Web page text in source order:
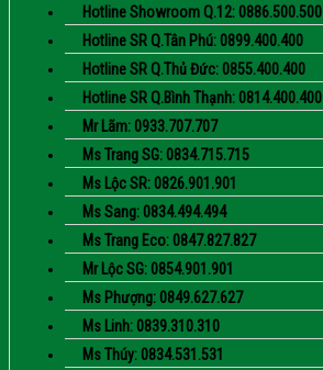
Hotline Showroom Q.12: 0886.500.500
Hotline SR Q.Tân Phú: 0899.400.400
Hotline SR Q.Thủ Đức: 0855.400.400
Hotline SR Q.Bình Thạnh: 0814.400.400
Mr Lãm: 0933.707.707
Ms Trang SG: 0834.715.715
Ms Lộc SR: 0826.901.901
Ms Sang: 0834.494.494
Ms Trang Eco: 0847.827.827
Mr Lộc SG: 0854.901.901
Ms Phượng: 0849.627.627
Ms Linh: 0839.310.310
Ms Thúy: 0834.531.531